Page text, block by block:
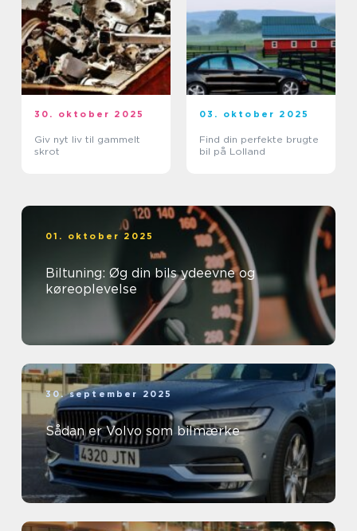
30. oktober 2025
Giv nyt liv til gammelt
skrot
03. oktober 2025
Find din perfekte brugte
bil på Lolland
01. oktober 2025
Biltuning: Øg din bils ydeevne og
køreoplevelse
30. september 2025
Sådan er Volvo som bilmærke